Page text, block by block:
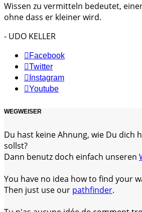
Wissen zu vermitteln bedeutet,
ohne dass er kleiner wird.
- UDO KELLER
Facebook
Twitter
Instagram
Youtube
WEGWEISER
Du hast keine Ahnung, wie Du dich
sollst?
Dann benutz doch einfach unseren
You have no idea how to find your
Then just use our pathfinder.